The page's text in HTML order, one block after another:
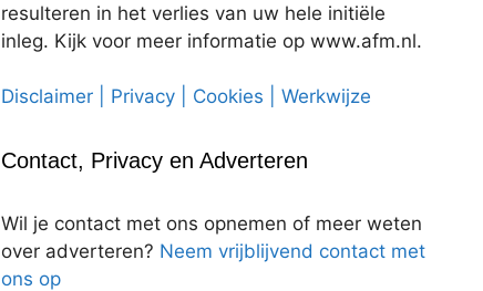
resulteren in het verlies van uw hele initiële
inleg. Kijk voor meer informatie op www.afm.nl.
Disclaimer | Privacy | Cookies | Werkwijze
Contact, Privacy en Adverteren
Wil je contact met ons opnemen of meer weten
over adverteren? Neem vrijblijvend contact met
ons op